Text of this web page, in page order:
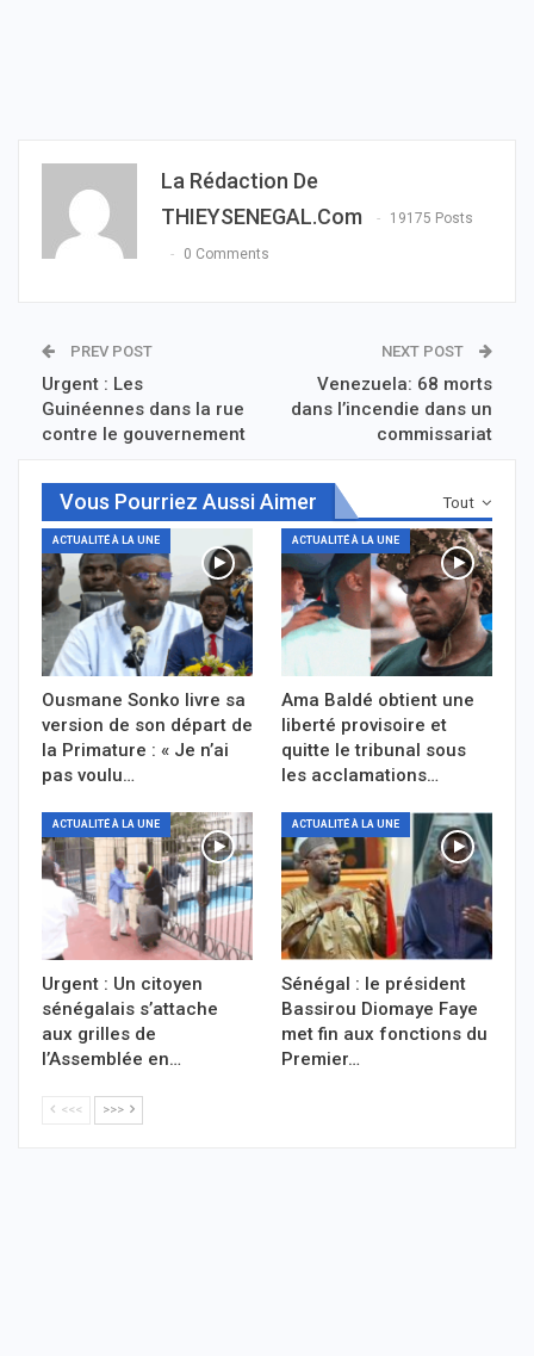
La Rédaction De
THIEYSENEGAL.com
19175 Posts
0 Comments
PREV POST
Urgent : Les
Guinéennes dans la rue
contre le gouvernement
NEXT POST
Venezuela: 68 morts
dans l’incendie dans un
commissariat
Tout
Vous Pourriez Aussi Aimer
ACTUALITÉ À LA UNE
Ousmane Sonko livre sa
version de son départ de
la Primature : « Je n’ai
pas voulu…
ACTUALITÉ À LA UNE
Ama Baldé obtient une
liberté provisoire et
quitte le tribunal sous
les acclamations…
ACTUALITÉ À LA UNE
Urgent : Un citoyen
sénégalais s’attache
aux grilles de
l’Assemblée en…
ACTUALITÉ À LA UNE
Sénégal : le président
Bassirou Diomaye Faye
met fin aux fonctions du
Premier…
<<< >>>